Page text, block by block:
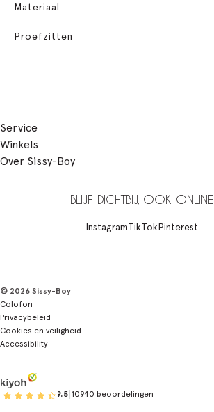
Materiaal
Proefzitten
Service
Winkels
Over Sissy-Boy
BLIJF DICHTBIJ, OOK ONLINE
InstagramTikTokPinterest
© 2026 Sissy-Boy
Colofon
Privacybeleid
Cookies en veiligheid
Accessibility
9.5|10940 beoordelingen